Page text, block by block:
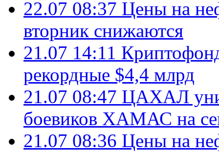
22.07 08:37 Цены на
вторник снижаются
21.07 14:11
рекордные $4,4 млрд
21.07 08:47 ЦАХАЛ
боевиков ХАМАС на
21.07 08:36 Цены на